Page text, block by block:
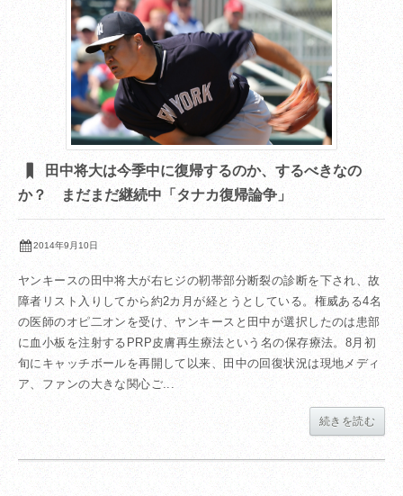
田中将大は今季中に復帰するのか、するべきなの
か？ まだまだ継続中「タナカ復帰論争」
2014年9月10日
ヤンキースの田中将大が右ヒジの靭帯部分断裂の診断を下され、故
障者リスト入りしてから約2カ月が経とうとしている。権威ある4名
の医師のオピ二オンを受け、ヤンキースと田中が選択したのは患部
に血小板を注射するPRP皮膚再生療法という名の保存療法。8月初
旬にキャッチボールを再開して以来、田中の回復状況は現地メディ
ア、ファンの大きな関心ご...
続きを読む